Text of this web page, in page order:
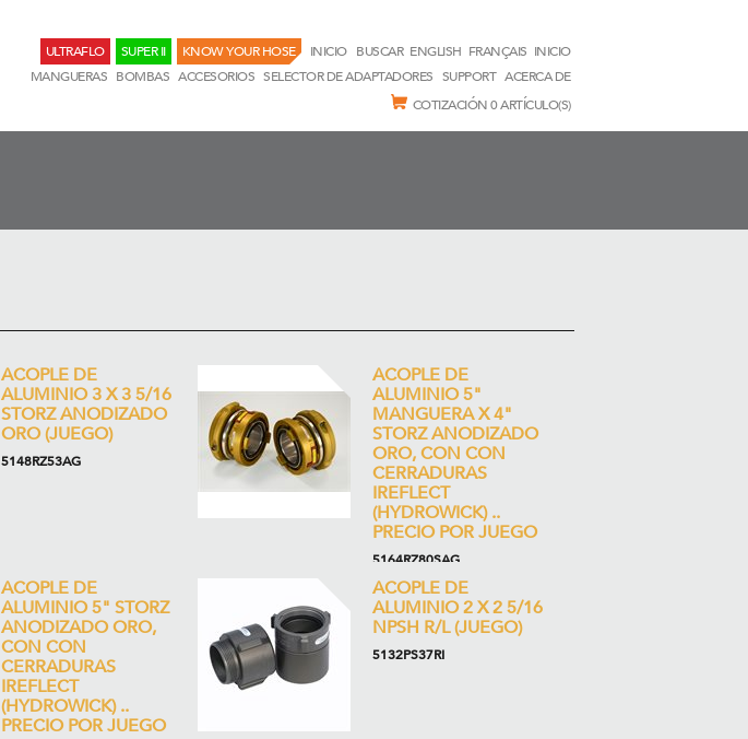
ULTRAFLO SUPER II KNOW YOUR HOSE INICIO BUSCAR ENGLISH FRANÇAIS INICIO
MANGUERAS BOMBAS ACCESORIOS SELECTOR DE ADAPTADORES SUPPORT ACERCA DE
COTIZACIÓN0 ARTÍCULO(S)
ACOPLE DE
ALUMINIO 3 X 3 5/16
STORZ ANODIZADO
ORO (JUEGO)
5148RZ53AG
ACOPLE DE
ALUMINIO 5"
MANGUERA X 4"
STORZ ANODIZADO
ORO, CON CON
CERRADURAS
IREFLECT
(HYDROWICK) ..
PRECIO POR JUEGO
5164RZ80SAG
ACOPLE DE
ALUMINIO 5" STORZ
ANODIZADO ORO,
CON CON
CERRADURAS
IREFLECT
(HYDROWICK) ..
PRECIO POR JUEGO
ACOPLE DE
ALUMINIO 2 X 2 5/16
NPSH R/L (JUEGO)
5132PS37RI